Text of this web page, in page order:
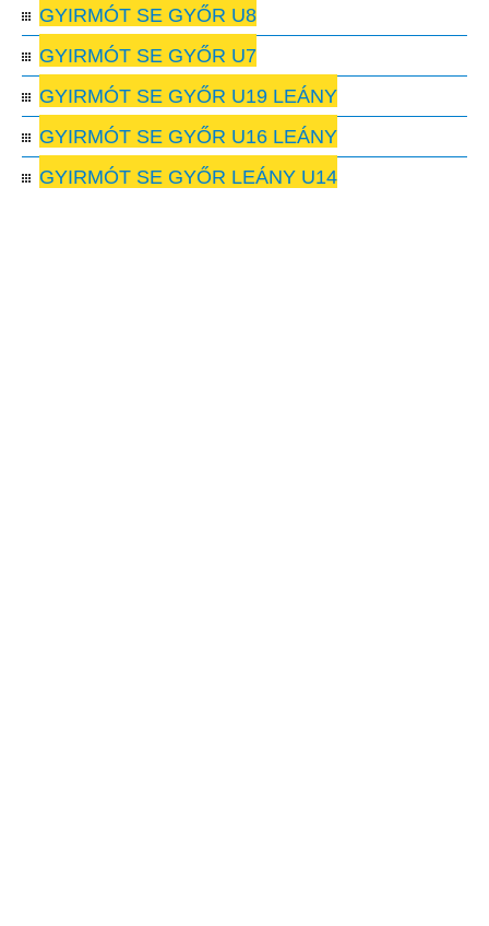
GYIRMÓT SE GYŐR U8
GYIRMÓT SE GYŐR U7
GYIRMÓT SE GYŐR U19 LEÁNY
GYIRMÓT SE GYŐR U16 LEÁNY
GYIRMÓT SE GYŐR LEÁNY U14